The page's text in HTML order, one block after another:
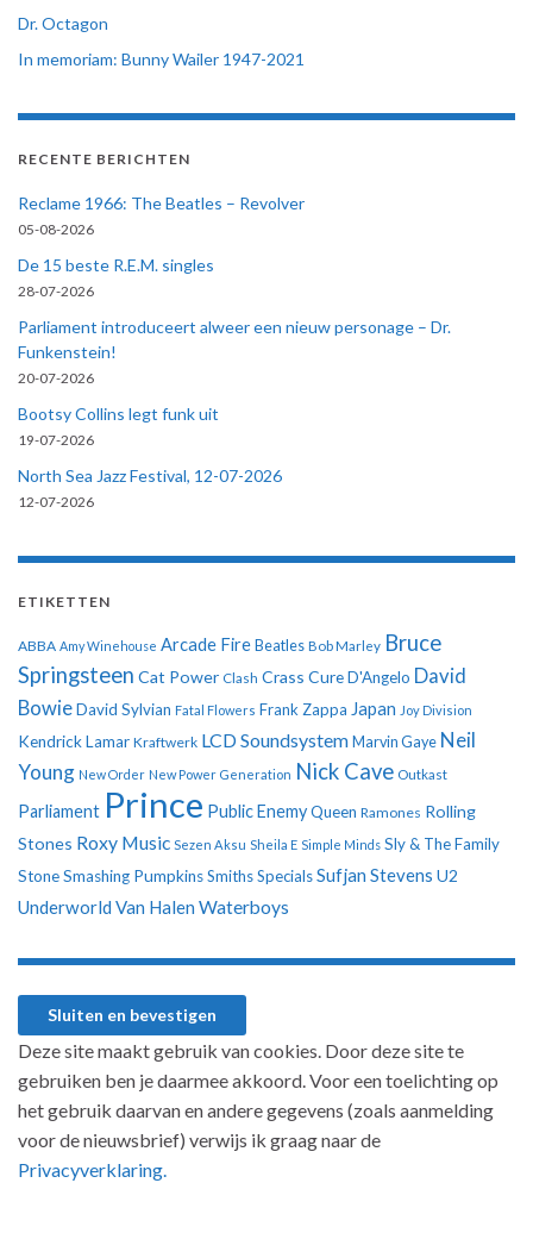
Dr. Octagon
In memoriam: Bunny Wailer 1947-2021
RECENTE BERICHTEN
Reclame 1966: The Beatles – Revolver
05-08-2026
De 15 beste R.E.M. singles
28-07-2026
Parliament introduceert alweer een nieuw personage – Dr.
Funkenstein!
20-07-2026
Bootsy Collins legt funk uit
19-07-2026
North Sea Jazz Festival, 12-07-2026
12-07-2026
ETIKETTEN
ABBA Amy Winehouse Arcade Fire Beatles Bob Marley Bruce
Springsteen Cat Power Clash Crass CureD'Angelo David
BowieDavid Sylvian Fatal Flowers Frank Zappa Japan Joy Division
Kendrick Lamar Kraftwerk LCD Soundsystem Marvin Gaye Neil
Young New Order New Power Generation Nick Cave Outkast
Parliament Prince Public EnemyQueen Ramones Rolling
Stones Roxy Music Sezen Aksu Sheila E Simple Minds Sly & The Family
StoneSmashing PumpkinsSmithsSpecialsSufjan Stevens U2
Underworld Van Halen Waterboys
Deze site maakt gebruik van cookies. Door deze site te
gebruiken ben je daarmee akkoord. Voor een toelichting op
het gebruik daarvan en andere gegevens (zoals aanmelding
voor de nieuwsbrief) verwijs ik graag naar de
Privacyverklaring.